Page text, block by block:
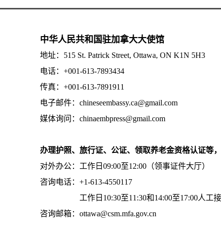
中华人民共和国驻加拿大大使馆
地址：515 St. Patrick Street, Ottawa, ON K1N 5H3
电话：+001-613-7893434
传真：+001-613-7891911
电子邮件：chineseembassy.ca@gmail.com
媒体询问：chinaembpress@gmail.com
办理护照、旅行证、公证、领取养老金资格认证等
对外办公：工作日09:00至12:00（领事证件大厅）
咨询电话：+1-613-4550117
工作日10:30至11:30和14:00至17:00人工
咨询邮箱：ottawa@csm.mfa.gov.cn